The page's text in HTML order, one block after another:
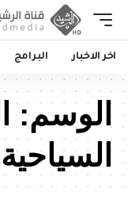
اخر الاخبار البرامج
الوسم:
السياحية